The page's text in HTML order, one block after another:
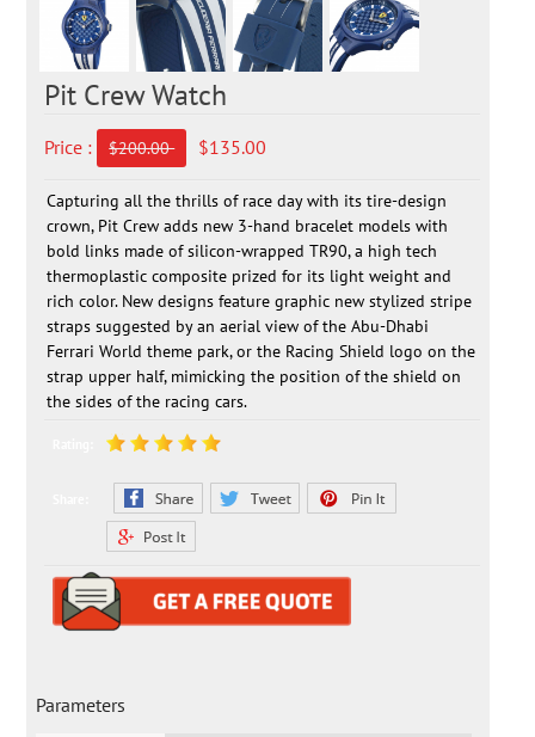
Pit Crew Watch
Price : $200.00 $135.00
Capturing all the thrills of race day with its tire-design
crown, Pit Crew adds new 3-hand bracelet models with
bold links made of silicon-wrapped TR90, a high tech
thermoplastic composite prized for its light weight and
rich color. New designs feature graphic new stylized stripe
straps suggested by an aerial view of the Abu-Dhabi
Ferrari World theme park, or the Racing Shield logo on the
strap upper half, mimicking the position of the shield on
the sides of the racing cars.
Parameters